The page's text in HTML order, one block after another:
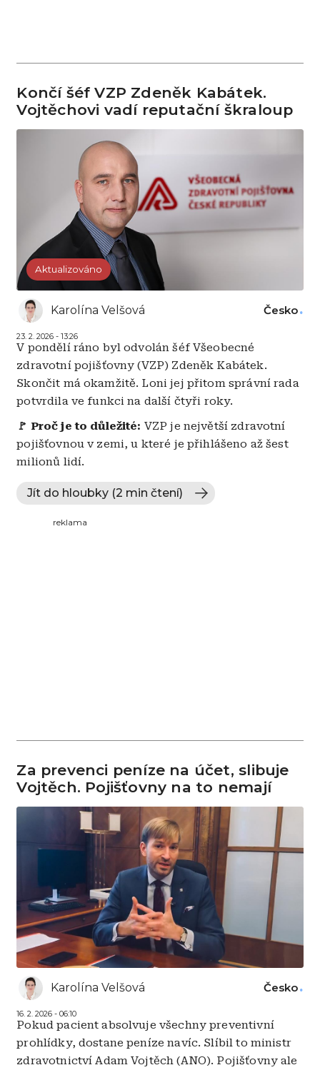
Končí šéf VZP Zdeněk Kabátek.
Vojtěchovi vadí reputační škraloup
Aktualizováno
Karolína Velšová
23. 2. 2026 - 13:26
Česko
V pondělí ráno byl odvolán šéf Všeobecné
zdravotní pojišťovny (VZP) Zdeněk Kabátek.
Skončit má okamžitě. Loni jej přitom správní rada
potvrdila ve funkci na další čtyři roky.
🚩 Proč je to důležité: VZP je největší zdravotní
pojišťovnou v zemi, u které je přihlášeno až šest
milionů lidí.
Jít do hloubky (2 min čtení)
reklama
Za prevenci peníze na účet, slibuje
Vojtěch. Pojišťovny na to nemají
Karolína Velšová
16. 2. 2026 - 06:10
Česko
Pokud pacient absolvuje všechny preventivní
prohlídky, dostane peníze navíc. Slíbil to ministr
zdravotnictví Adam Vojtěch (ANO). Pojišťovny ale